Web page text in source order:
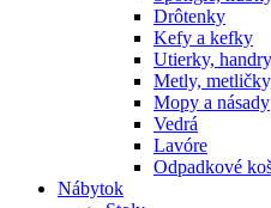
Drôtenky
Kefy a kefky
Utierky,
Metly,
Mopy a násady
Vedrá
Lavóre
Odpadkové
Nábytok